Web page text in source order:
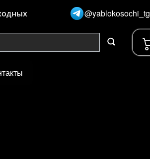
@yablokosochi_tg